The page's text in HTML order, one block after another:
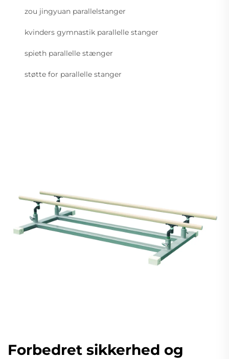
zou jingyuan parallelstanger
kvinders gymnastik parallelle stanger
spieth parallelle stænger
støtte for parallelle stanger
Forbedret sikkerhed og